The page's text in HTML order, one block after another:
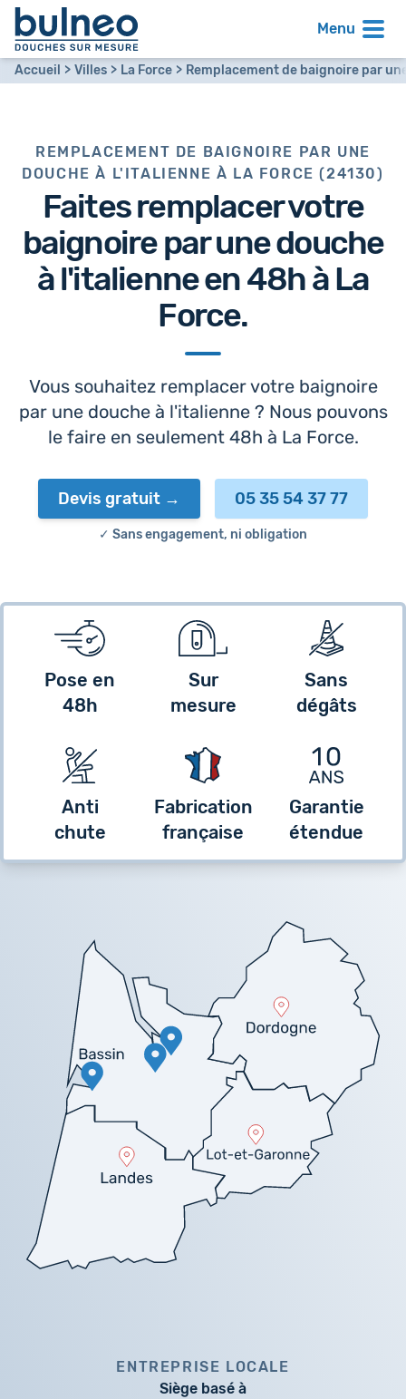
Menu
Accueil Villes La Force Remplacement de baignoire par
REMPLACEMENT DE BAIGNOIRE PAR UNE
DOUCHE À L'ITALIENNE À LA FORCE (24130)
Faites remplacer votre
baignoire parune douche
à l'italienne en 48hà La
Force.
Vous souhaitez remplacer votre baignoire
par une douche à l'italienne ? Nous pouvons
le faire en seulement 48h à La Force.
Devis gratuit 05 35 54 37 77
✓ Sans engagement, ni obligation
Pose en
48h
Sur
mesure
Sans
dégâts
Anti
chute
Fabrication
française
Garantie
étendue
ENTREPRISE LOCALE
Siège basé à